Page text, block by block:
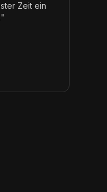
Zeit ein
"